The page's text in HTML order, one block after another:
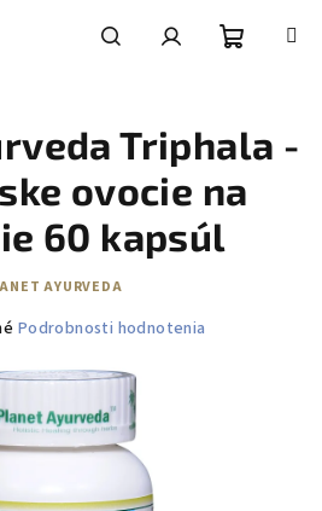
košík
Triphala -
ovocie na
60 kapsúl
AYURVEDA
Podrobnosti hodnotenia